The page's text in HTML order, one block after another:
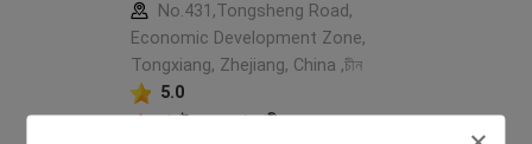
No.431,Tongsheng Road,
Economic Development Zone,
Tongxiang, Zhejiang, China ,চীন
5.0
যাচাইকৃত সরবরাহকারী